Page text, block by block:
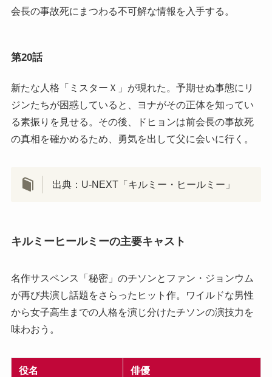
会長の事故死にまつわる不可解な情報を入手する。
第20話
新たな人格「ミスターＸ」が現れた。予期せぬ事態にリ
ジンたちが困惑していると、ヨナがその正体を知ってい
る素振りを見せる。その後、ドヒョンは前会長の事故死
の真相を確かめるため、勇気を出して父に会いに行く。
出典：U-NEXT「キルミー・ヒールミー」
キルミーヒールミーの主要キャスト
名作サスペンス「秘密」のチソンとファン・ジョンウム
が再び共演し話題をさらったヒット作。ワイルドな男性
から女子高生までの人格を演じ分けたチソンの演技力を
味わおう。
役名 俳優